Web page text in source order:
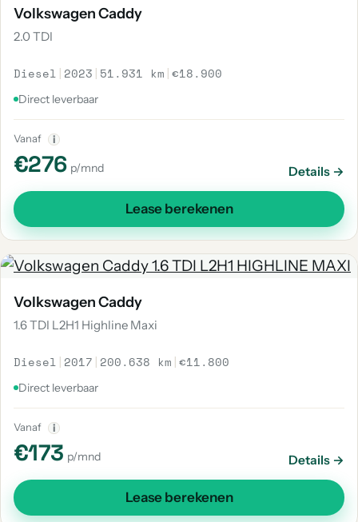
Volkswagen Caddy
2.0 TDI
Diesel | 2023 | 51.931 km |€18.900
Direct leverbaar
Vanaf i
€276 p/mnd Details →
Lease berekenen
Volkswagen Caddy
1.6 TDI L2H1 Highline Maxi
Diesel | 2017 | 200.638 km |€11.800
Direct leverbaar
Vanaf i
€173 p/mnd Details →
Lease berekenen